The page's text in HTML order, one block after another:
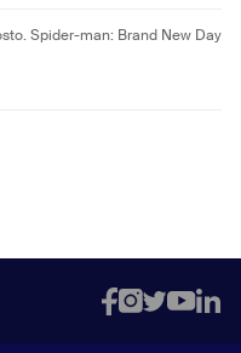
Spider-man: Brand New Day